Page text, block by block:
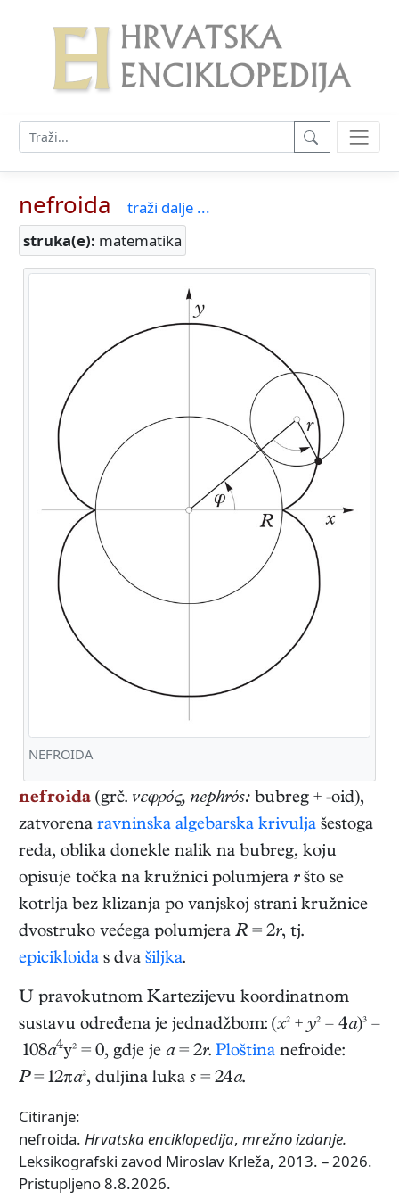
nefroida
traži dalje ...
struka(e): matematika
NEFROIDA
nefroida (grč. νεφρός, nephrós: bubreg + -oid),
zatvorena ravninska algebarska krivulja šestoga
reda, oblika donekle nalik na bubreg, koju
opisuje točka na kružnici polumjera ršto se
kotrlja bez klizanja po vanjskoj strani kružnice
dvostruko većega polumjera R = 2r, tj.
epicikloida s dva šiljka.
U pravokutnom Kartezijevu koordinatnom
sustavu određena je jednadžbom: (x² + y² – 4a)³ –
108a4y² = 0, gdje je a= 2r. Ploština nefroide:
P= 12πa², duljina luka s = 24a.
Citiranje:
nefroida. Hrvatska enciklopedija, mrežno izdanje.
Leksikografski zavod Miroslav Krleža, 2013. – 2026.
Pristupljeno 8.8.2026.